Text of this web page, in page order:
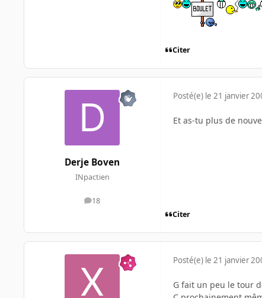
Citer
Derje Boven
INpactien
18
messages
Posté(e) le 21 janvier
Et as-tu plus de
Citer
Posté(e) le 21 janvier
G fait un peu le tour